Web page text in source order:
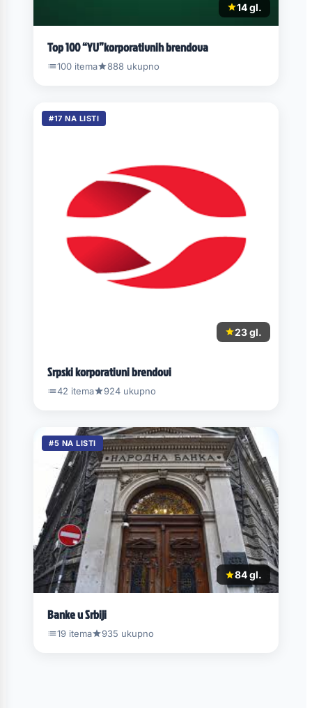
14 gl.
Top 100 “YU”korporativnih brendova
100 itema 888 ukupno
#17 NA LISTI
23 gl.
Srpski korporativni brendovi
42 itema 924 ukupno
#5 NA LISTI
84 gl.
Banke u Srbiji
19 itema 935 ukupno